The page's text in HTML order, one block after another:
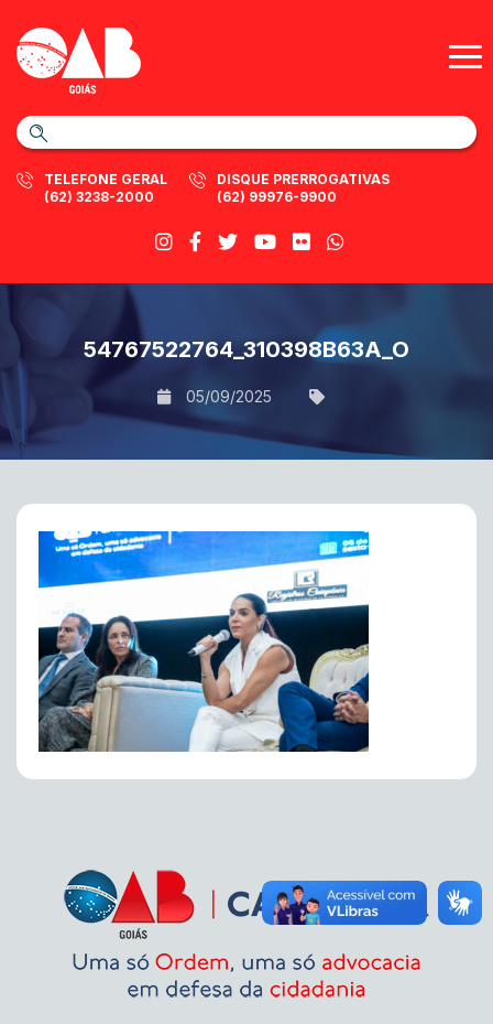
TELEFONE GERAL
(62) 3238-2000
DISQUE PRERROGATIVAS
(62) 99976-9900
54767522764_310398B63A_O
05/09/2025